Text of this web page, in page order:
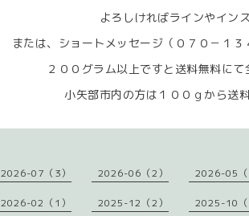
よろしければラインやイン
または、ショートメッセージ（０７０－１
２００グラム以上ですと送料無料に
小矢部市内の方は１００ｇから送
2026-07（3） 2026-06（2） 2026-05（
2026-02（1） 2025-12（2） 2025-10（